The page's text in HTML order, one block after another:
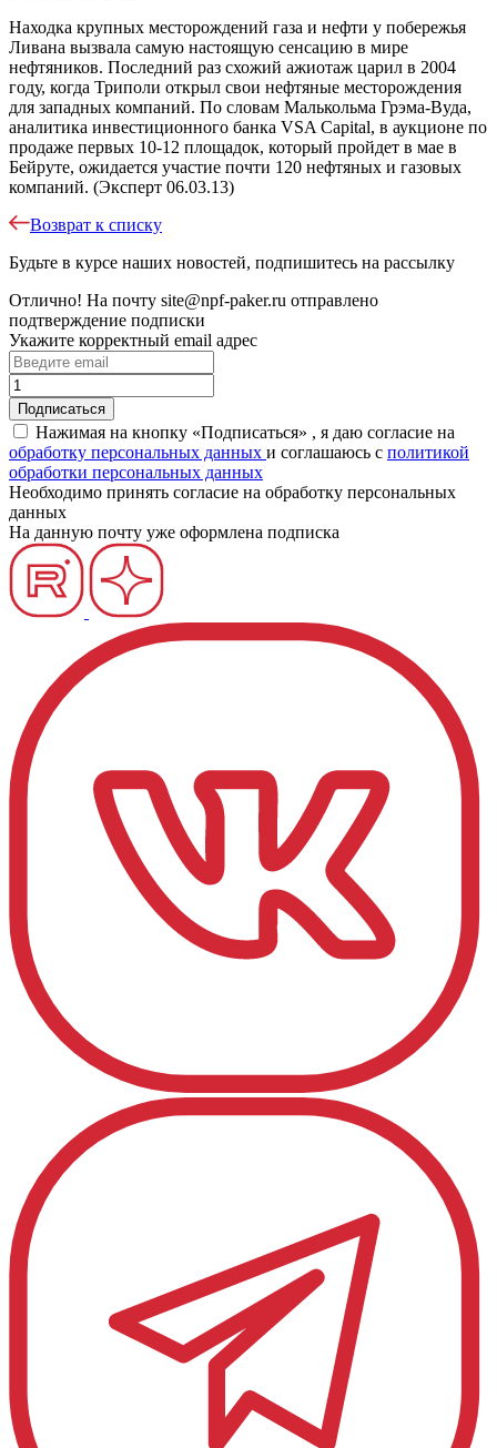
Находка крупных месторождений газа и нефти у побережья
Ливана вызвала самую настоящую сенсацию в мире
нефтяников. Последний раз схожий ажиотаж царил в 2004
году, когда Триполи открыл свои нефтяные месторождения
для западных компаний. По словам Малькольма Грэма-Вуда,
аналитика инвестиционного банка VSA Capital, в аукционе по
продаже первых 10-12 площадок, который пройдет в мае в
Бейруте, ожидается участие почти 120 нефтяных и газовых
компаний. (Эксперт 06.03.13)
Возврат к списку
Будьте в курсе наших новостей, подпишитесь на рассылку
Отлично! На почту site@npf-paker.ru отправлено
подтверждение подписки
Укажите корректный email адрес
Нажимая на кнопку «Подписаться» , я даю согласие на
обработку персональных данных и соглашаюсь c политикой
обработки персональных данных
Необходимо принять согласие на обработку персональных
данных
На данную почту уже оформлена подписка